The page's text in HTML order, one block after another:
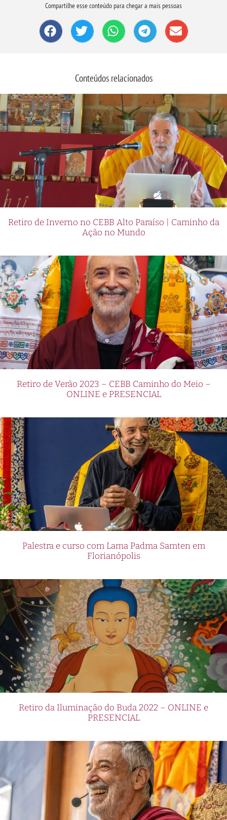
Compartilhe esse conteúdo para chegar a mais pessoas
Conteúdos relacionados
Retiro de Inverno no CEBB Alto Paraíso | Caminho da
Ação no Mundo
Retiro de Verão 2023 – CEBB Caminho do Meio –
ONLINE e PRESENCIAL
Palestra e curso com Lama Padma Samten em
Florianópolis
Retiro da Iluminação do Buda 2022 – ONLINE e
PRESENCIAL